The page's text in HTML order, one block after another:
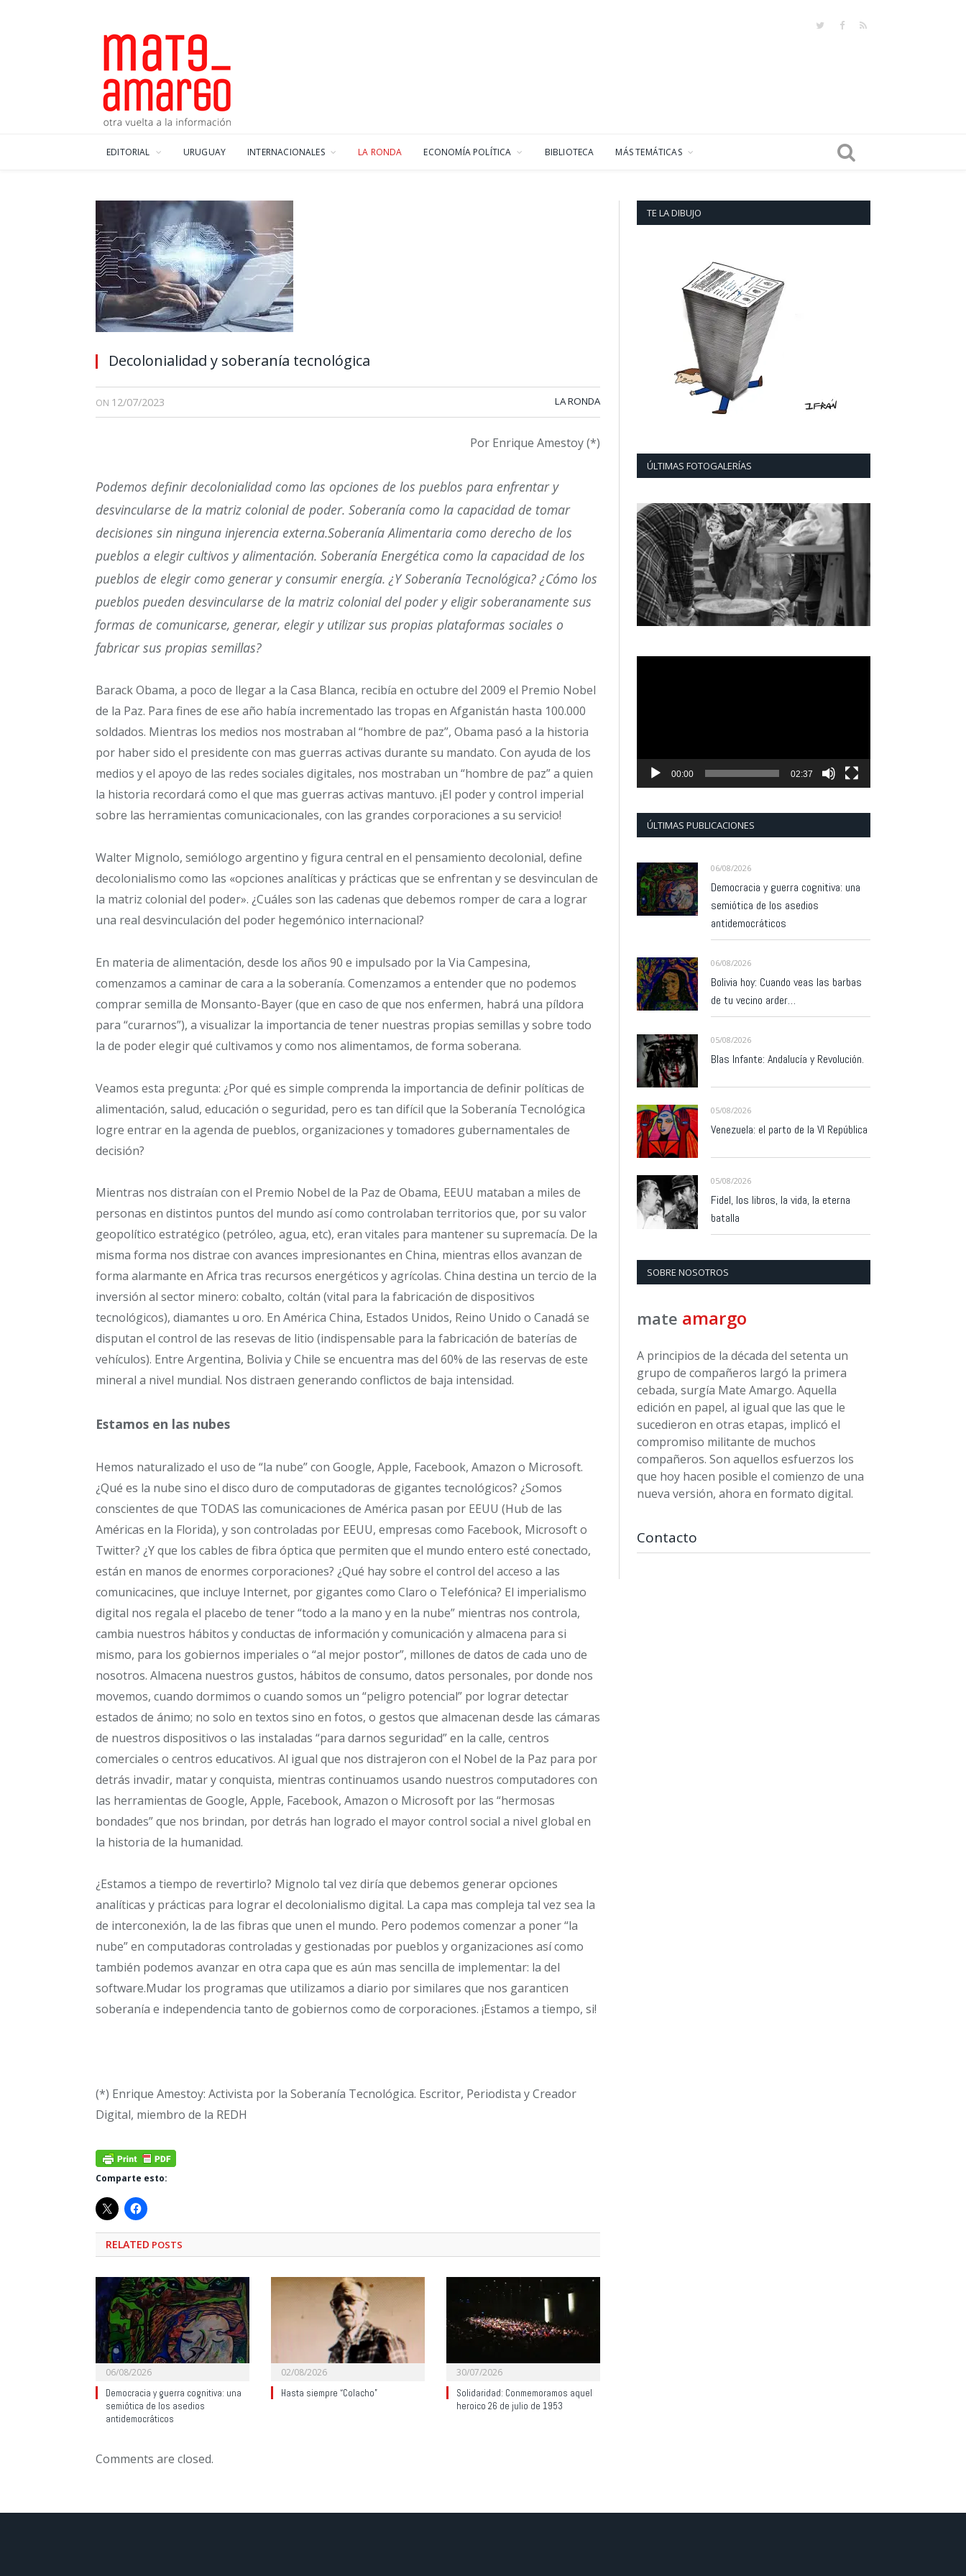
TwitterFacebook
RSS
EDITORIAL URUGUAY INTERNACIONALES LA RONDA ECONOMÍA POLÍTICA BIBLIOTECA MÁS TEMÁTICAS
Decolonialidad y soberanía tecnológica
ON 12/07/2023 LA RONDA
Por Enrique Amestoy (*)
Podemos definir decolonialidad como las opciones de los pueblos para enfrentar y
desvincularse de la matriz colonial de poder. Soberanía como la capacidad de tomar
decisiones sin ninguna injerencia externa.Soberanía Alimentaria como derecho de los
pueblos a elegir cultivos y alimentación. Soberanía Energética como la capacidad de los
pueblos de elegir como generar y consumir energía. ¿Y Soberanía Tecnológica? ¿Cómo los
pueblos pueden desvincularse de la matriz colonial del poder y eligir soberanamente sus
formas de comunicarse, generar, elegir y utilizar sus propias plataformas sociales o
fabricar sus propias semillas?
Barack Obama, a poco de llegar a la Casa Blanca, recibía en octubre del 2009 el Premio Nobel
de la Paz. Para fines de ese año había incrementado las tropas en Afganistán hasta 100.000
soldados. Mientras los medios nos mostraban al “hombre de paz”, Obama pasó a la historia
por haber sido el presidente con mas guerras activas durante su mandato. Con ayuda de los
medios y el apoyo de las redes sociales digitales, nos mostraban un “hombre de paz” a quien
la historia recordará como el que mas guerras activas mantuvo. ¡El poder y control imperial
sobre las herramientas comunicacionales, con las grandes corporaciones a su servicio!
Walter Mignolo, semiólogo argentino y figura central en el pensamiento decolonial, define
decolonialismo como las «opciones analíticas y prácticas que se enfrentan y se desvinculan de
la matriz colonial del poder». ¿Cuáles son las cadenas que debemos romper de cara a lograr
una real desvinculación del poder hegemónico internacional?
En materia de alimentación, desde los años 90 e impulsado por la Via Campesina,
comenzamos a caminar de cara a la soberanía. Comenzamos a entender que no podemos
comprar semilla de Monsanto-Bayer (que en caso de que nos enfermen, habrá una píldora
para “curarnos”), a visualizar la importancia de tener nuestras propias semillas y sobre todo
la de poder elegir qué cultivamos y como nos alimentamos, de forma soberana.
Veamos esta pregunta: ¿Por qué es simple comprenda la importancia de definir políticas de
alimentación, salud, educación o seguridad, pero es tan difícil que la Soberanía Tecnológica
logre entrar en la agenda de pueblos, organizaciones y tomadores gubernamentales de
decisión?
Mientras nos distraían con el Premio Nobel de la Paz de Obama, EEUU mataban a miles de
personas en distintos puntos del mundo así como controlaban territorios que, por su valor
geopolítico estratégico (petróleo, agua, etc), eran vitales para mantener su supremacía. De la
misma forma nos distrae con avances impresionantes en China, mientras ellos avanzan de
forma alarmante en Africa tras recursos energéticos y agrícolas. China destina un tercio de la
inversión al sector minero: cobalto, coltán (vital para la fabricación de dispositivos
tecnológicos), diamantes u oro. En América China, Estados Unidos, Reino Unido o Canadá se
disputan el control de las resevas de litio (indispensable para la fabricación de baterías de
vehículos). Entre Argentina, Bolivia y Chile se encuentra mas del 60% de las reservas de este
mineral a nivel mundial. Nos distraen generando conflictos de baja intensidad.
Estamos en las nubes
Hemos naturalizado el uso de “la nube” con Google, Apple, Facebook, Amazon o Microsoft.
¿Qué es la nube sino el disco duro de computadoras de gigantes tecnológicos? ¿Somos
conscientes de que TODAS las comunicaciones de América pasan por EEUU (Hub de las
Américas en la Florida), y son controladas por EEUU, empresas como Facebook, Microsoft o
Twitter? ¿Y que los cables de fibra óptica que permiten que el mundo entero esté conectado,
están en manos de enormes corporaciones? ¿Qué hay sobre el control del acceso a las
comunicacines, que incluye Internet, por gigantes como Claro o Telefónica? El imperialismo
digital nos regala el placebo de tener “todo a la mano y en la nube” mientras nos controla,
cambia nuestros hábitos y conductas de información y comunicación y almacena para si
mismo, para los gobiernos imperiales o “al mejor postor”, millones de datos de cada uno de
nosotros. Almacena nuestros gustos, hábitos de consumo, datos personales, por donde nos
movemos, cuando dormimos o cuando somos un “peligro potencial” por lograr detectar
estados de ánimo; no solo en textos sino en fotos, o gestos que almacenan desde las cámaras
de nuestros dispositivos o las instaladas “para darnos seguridad” en la calle, centros
comerciales o centros educativos. Al igual que nos distrajeron con el Nobel de la Paz para por
detrás invadir, matar y conquista, mientras continuamos usando nuestros computadores con
las herramientas de Google, Apple, Facebook, Amazon o Microsoft por las “hermosas
bondades” que nos brindan, por detrás han logrado el mayor control social a nivel global en
la historia de la humanidad.
¿Estamos a tiempo de revertirlo? Mignolo tal vez diría que debemos generar opciones
analíticas y prácticas para lograr el decolonialismo digital. La capa mas compleja tal vez sea la
de interconexión, la de las fibras que unen el mundo. Pero podemos comenzar a poner “la
nube” en computadoras controladas y gestionadas por pueblos y organizaciones así como
también podemos avanzar en otra capa que es aún mas sencilla de implementar: la del
software.Mudar los programas que utilizamos a diario por similares que nos garanticen
soberanía e independencia tanto de gobiernos como de corporaciones. ¡Estamos a tiempo, si!
(*) Enrique Amestoy: Activista por la Soberanía Tecnológica. Escritor, Periodista y Creador
Digital, miembro de la REDH
Comparte esto:
RELATED POSTS
06/08/2026
Democracia y guerra cognitiva: una
semiótica de los asedios
antidemocráticos
02/08/2026
Hasta siempre “Colacho”
30/07/2026
Solidaridad: Conmemoramos aquel
heroico 26 de julio de 1953
Comments are closed.
TE LA DIBUJO
ÚLTIMAS FOTOGALERÍAS
00:00 02:37
ÚLTIMAS PUBLICACIONES
06/08/2026
Democracia y guerra cognitiva: una
semiótica de los asedios
antidemocráticos
06/08/2026
Bolivia hoy: Cuando veas las barbas
de tu vecino arder…
05/08/2026
Blas Infante: Andalucía y Revolución.
05/08/2026
Venezuela: el parto de la VI República
05/08/2026
Fidel, los libros, la vida, la eterna
batalla
SOBRE NOSOTROS
mate amargo
A principios de la década del setenta un
grupo de compañeros largó la primera
cebada, surgía Mate Amargo. Aquella
edición en papel, al igual que las que le
sucedieron en otras etapas, implicó el
compromiso militante de muchos
compañeros. Son aquellos esfuerzos los
que hoy hacen posible el comienzo de una
nueva versión, ahora en formato digital.
Contacto